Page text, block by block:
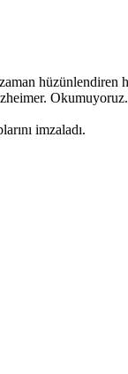
hüzünlendiren
imzaladı.